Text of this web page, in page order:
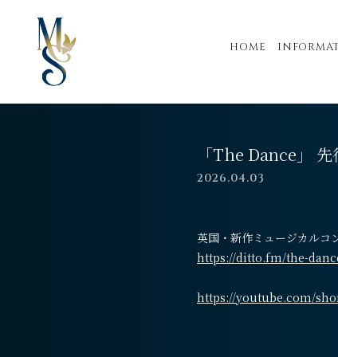
HOME
「The Dance」 先
2026.04.03
英国・新作ミュージカル
https://ditto.fm/the-
https://youtube.com/